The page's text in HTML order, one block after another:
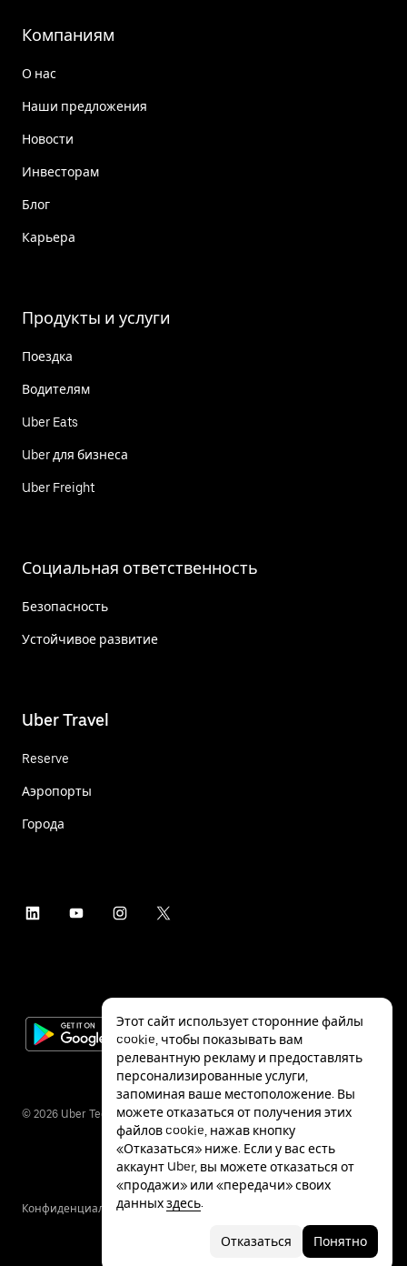
Компаниям
О нас
Наши предложения
Новости
Инвесторам
Блог
Карьера
Продукты и услуги
Поездка
Водителям
Uber Eats
Uber для бизнеса
Uber Freight
Социальная ответственность
Безопасность
Устойчивое развитие
Uber Travel
Reserve
Аэропорты
Города
© 2026 Uber Technologies Inc.
КонфиденциальностьСпециальные
Этот сайт использует сторонние файлы
cookie, чтобы показывать вам
релевантную рекламу и предоставлять
персонализированные услуги,
запоминая ваше местоположение. Вы
можете отказаться от получения этих
файлов cookie, нажав кнопку
«Отказаться» ниже. Если у вас есть
аккаунт Uber, вы можете отказаться от
«продажи» или «передачи» своих
данныхздесь.
Отказаться Понятно